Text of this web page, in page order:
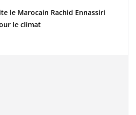
le Marocain Rachid Ennassiri
le climat